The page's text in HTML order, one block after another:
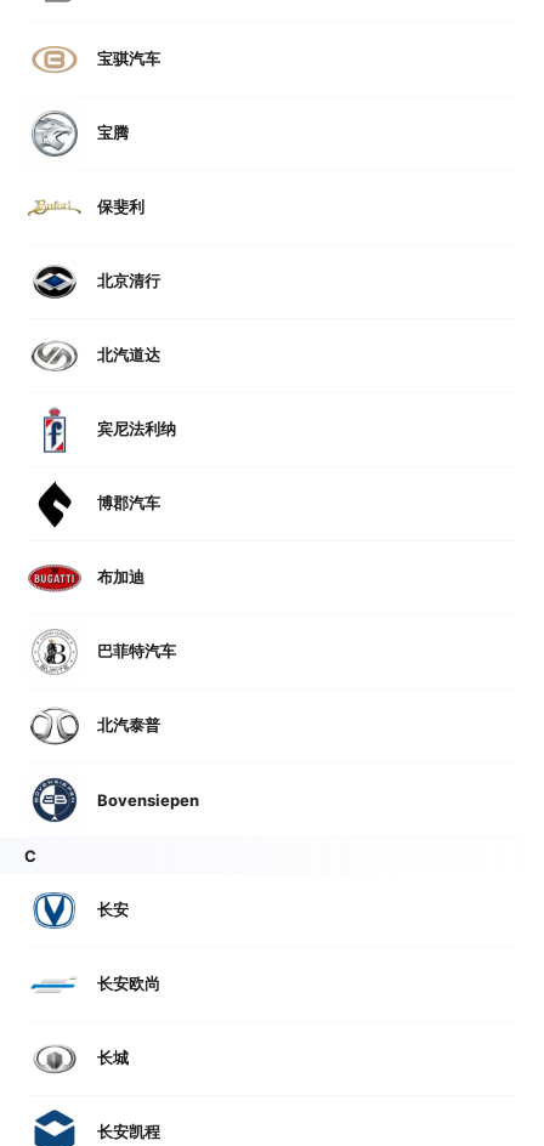
宝骐汽车
宝腾
保斐利
北京清行
北汽道达
宾尼法利纳
博郡汽车
布加迪
巴菲特汽车
北汽泰普
Bovensiepen
C
长安
长安欧尚
长城
长安凯程